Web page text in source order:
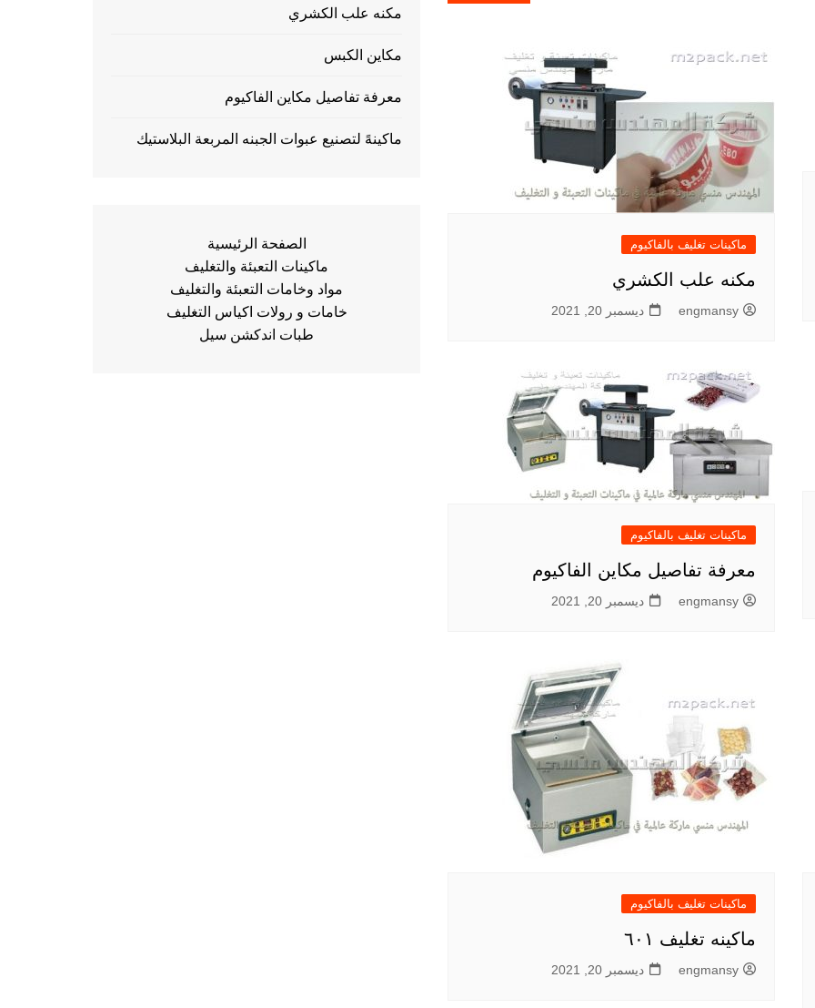
ماكينات تغليف بالفاكيوم
مكنه علب الكشري
engmansy ديسمبر 20, 2021
ماكينات تغليف بالفاكيوم
معرفة تفاصيل مكاين الفاكيوم
engmansy ديسمبر 20, 2021
ماكينات تغليف بالفاكيوم
ماكينه تغليف ٦٠١
engmansy ديسمبر 20, 2021
مكنه علب الكشري
مكاين الكبس
معرفة تفاصيل مكاين الفاكيوم
ماكينهً لتصنيع عبوات الجبنه المربعة البلاستيك
الصفحة الرئيسية
ماكينات التعبئة والتغليف
مواد وخامات التعبئة والتغليف
خامات و رولات اكياس التغليف
طبات اندكشن سيل